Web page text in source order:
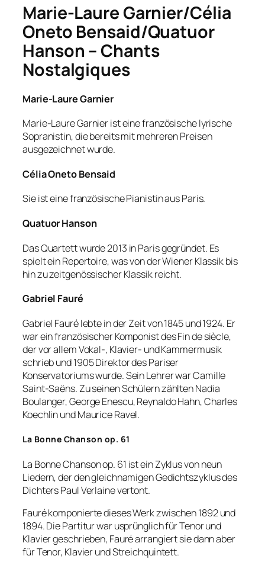
Marie-Laure Garnier/Célia
Oneto Bensaid/Quatuor
Hanson – Chants
Nostalgiques
Marie-Laure Garnier
Marie-Laure Garnier ist eine französische lyrische
Sopranistin, die bereits mit mehreren Preisen
ausgezeichnet wurde.
Célia Oneto Bensaid
Sie ist eine französische Pianistin aus Paris.
Quatuor Hanson
Das Quartett wurde 2013 in Paris gegründet. Es
spielt ein Repertoire, was von der Wiener Klassik bis
hin zu zeitgenössischer Klassik reicht.
Gabriel Fauré
Gabriel Fauré lebte in der Zeit von 1845 und 1924. Er
war ein französischer Komponist des Fin de siècle,
der vor allem Vokal-, Klavier- und Kammermusik
schrieb und 1905 Direktor des Pariser
Konservatoriums wurde. Sein Lehrer war Camille
Saint-Saëns. Zu seinen Schülern zählten Nadia
Boulanger, George Enescu, Reynaldo Hahn, Charles
Koechlin und Maurice Ravel.
La Bonne Chanson op. 61
La Bonne Chanson op. 61 ist ein Zyklus von neun
Liedern, der den gleichnamigen Gedichtszyklus des
Dichters Paul Verlaine vertont.
Fauré komponierte dieses Werk zwischen 1892 und
1894. Die Partitur war usprünglich für Tenor und
Klavier geschrieben, Fauré arrangiert sie dann aber
für Tenor, Klavier und Streichquintett.